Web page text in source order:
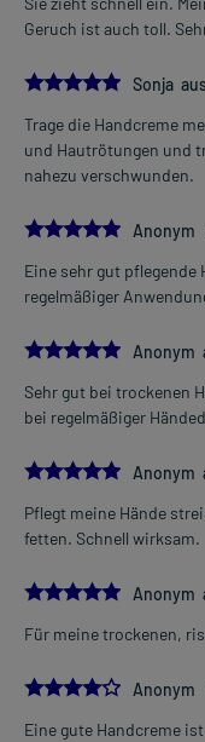
Geruch ist auch toll.
5.0
Sonja
Trage die Handcreme
und Hautrötungen und
nahezu verschwunden.
5.0Anonym
Eine sehr gut pflegende
regelmäßiger
5.0Anonym
Sehr gut bei trockenen
bei regelmäßiger
5.0Anonym
Pflegt meine Hände
fetten. Schnell wirksam.
5.0Anonym
Für meine trockenen,
4.0Anonym
Eine gute Handcreme